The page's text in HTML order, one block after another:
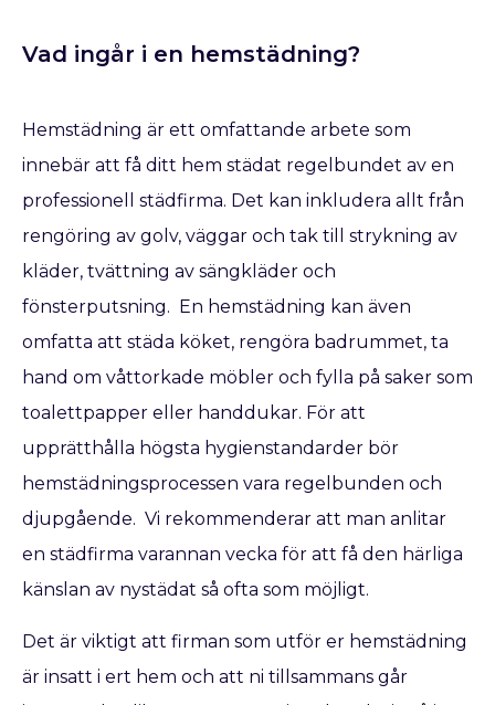
Vad ingår i en hemstädning?
Hemstädning är ett omfattande arbete som
innebär att få ditt hem städat regelbundet av en
professionell städfirma. Det kan inkludera allt från
rengöring av golv, väggar och tak till strykning av
kläder, tvättning av sängkläder och
fönsterputsning. En hemstädning kan även
omfatta att städa köket, rengöra badrummet, ta
hand om våttorkade möbler och fylla på saker som
toalettpapper eller handdukar. För att
upprätthålla högsta hygienstandarder bör
hemstädningsprocessen vara regelbunden och
djupgående. Vi rekommenderar att man anlitar
en städfirma varannan vecka för att få den härliga
känslan av nystädat så ofta som möjligt.
Det är viktigt att firman som utför er hemstädning
är insatt i ert hem och att ni tillsammans går